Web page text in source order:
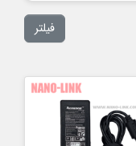
فیلتر